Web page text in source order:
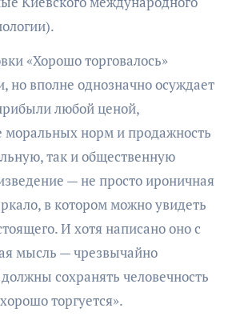
«Хорошо торговалось»
но вполне однозначно осуждает
любой ценой,
моральных норм и продажность
так и общественную
— не просто ироничная
в котором можно увидеть
И хотя написано оно с
мысль — чрезвычайно
сохранять человечность
торгуется».